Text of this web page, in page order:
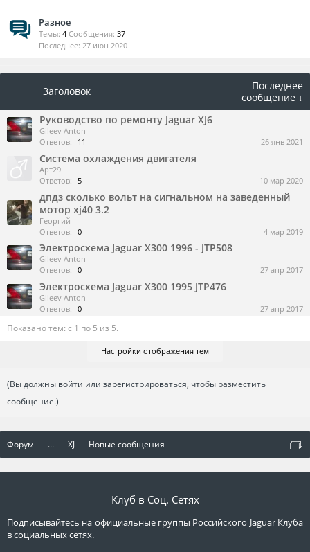
Разное
Темы: 4 Сообщения: 37
27 июн 2020
Заголовок
Последнее
сообщение ↓
Руководство по ремонту Jaguar XJ6
Gileev Anton
Ответов:
11 26 янв 2021
Система охлаждения двигателя
Арт29
Ответов: 5 10 мар 2020
дпдз сколько вольт на сигнальном на заведенный
мотор xj40 3.2
Георгий
Ответов: 0 4 мар 2019
Электросхема Jaguar X300 1996 - JTP508
Gileev Anton
Ответов: 0 27 апр 2017
Электросхема Jaguar X300 1995 JTP476
Gileev Anton
Ответов: 0 27 апр 2017
Показано тем: с 1 по 5 из 5.
Настройки отображения тем
(Вы должны войти или зарегистрироваться, чтобы разместить
сообщение.)
Форум ... XJ Новые сообщения
Клуб в Соц. Сетях
Подписывайтесь на официальные группы Российского Jaguar Клуба
в социальных сетях.